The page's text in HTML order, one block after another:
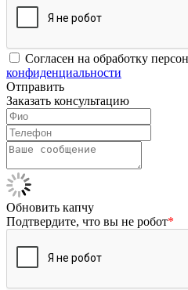
Согласен на обработку
конфиденциальности
Отправить
Заказать консультацию
Обновить капчу
Подтвердите, что вы не робот*